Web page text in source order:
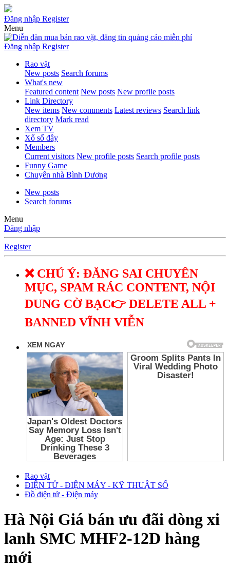
Đăng nhập Register
Menu
Đăng nhập Register
Rao vặt
New posts Search forums
What's new
Featured content New posts New profile posts
Link Directory
New items New comments Latest reviews Search link
directory Mark read
Xem TV
Xổ số đây
Members
Current visitors New profile posts Search profile posts
Funny Game
Chuyển nhà Bình Dương
New posts
Search forums
Menu
Đăng nhập
Register
❌ CHÚ Ý: ĐĂNG SAI CHUYÊN
MỤC, SPAM RÁC CONTENT, NỘI
DUNG CỜ BẠC👉 DELETE ALL +
BANNED VĨNH VIỄN
Rao vặt
ĐIỆN TỬ - ĐIỆN MÁY - KỸ THUẬT SỐ
Đồ điện tử - Điện máy
Hà Nội Giá bán ưu đãi dòng xi
lanh SMC MHF2-12D hàng
mới